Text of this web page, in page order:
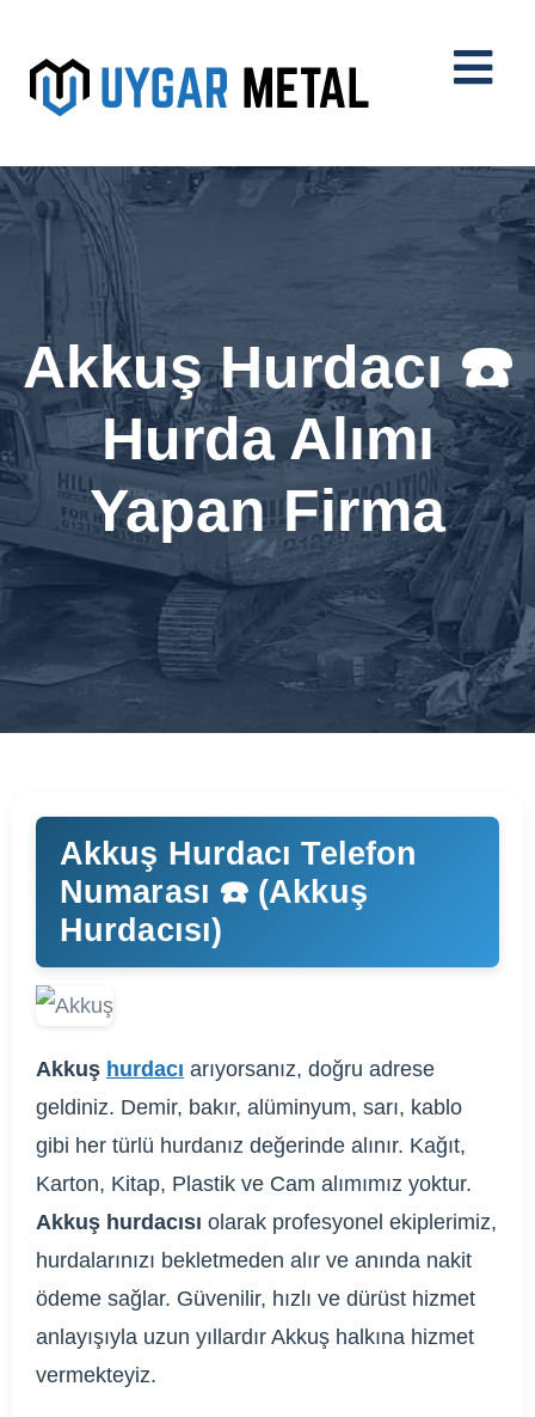
Akkuş Hurdacı ☎️
Hurda Alımı
Yapan Firma
Akkuş Hurdacı Telefon
Numarası ☎️ (Akkuş
Hurdacısı)
Akkuş hurdacı arıyorsanız, doğru adrese
geldiniz. Demir, bakır, alüminyum, sarı, kablo
gibi her türlü hurdanız değerinde alınır. Kağıt,
Karton, Kitap, Plastik ve Cam alımımız yoktur.
Akkuş hurdacısı olarak profesyonel ekiplerimiz,
hurdalarınızı bekletmeden alır ve anında nakit
ödeme sağlar. Güvenilir, hızlı ve dürüst hizmet
anlayışıyla uzun yıllardır Akkuş halkına hizmet
vermekteyiz.